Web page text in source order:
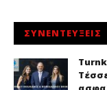
ΣΥΝΕΝΤΕΥΞΕΙΣ